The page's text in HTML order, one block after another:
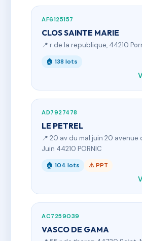
AF6125157
CLOS SAINTE MARIE
📍 r de la republique, 44210
🏠 138 lots
AD7927478
LE PETREL
📍 20 av du mal juin 20 avenue
Juin 44210 PORNIC
🏠 104 lots ⚠ PPT
AC7259039
VASCO DE GAMA